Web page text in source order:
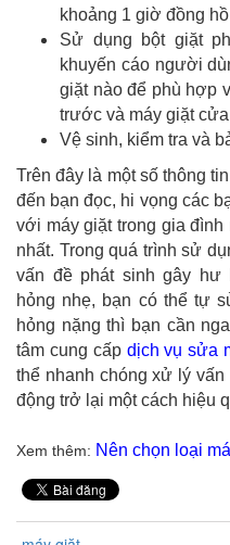
khoảng 1 giờ đồng
Sử dụng bột giặt
khuyến cáo người
giặt nào để phù hợp
trước và máy giặt cửa
Vệ sinh, kiểm tra và
Trên đây là một số thông
đến bạn đọc, hi vọng các
với máy giặt trong gia
nhất. Trong quá trình sử
vấn đề phát sinh gây
hỏng nhẹ, bạn có thể tự
hỏng nặng thì bạn cần
tâm cung cấp dịch vụ sửa
thể nhanh chóng xử lý
động trở lại một cách hiệu
Xem thêm: Nên chọn loại